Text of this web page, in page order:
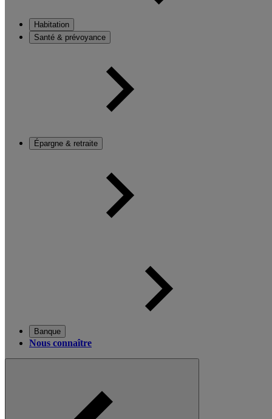
Habitation
Santé & prévoyance
Épargne & retraite
Banque
Nous connaître